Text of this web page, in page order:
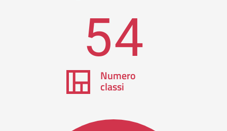
54
Numero
classi